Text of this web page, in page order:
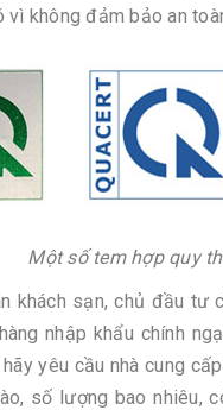
không đảm bảo an
Một số tem hợp quy
khách sạn, chủ đầu tư
nhập khẩu chính
yêu cầu nhà cung
số lượng bao nhiêu,